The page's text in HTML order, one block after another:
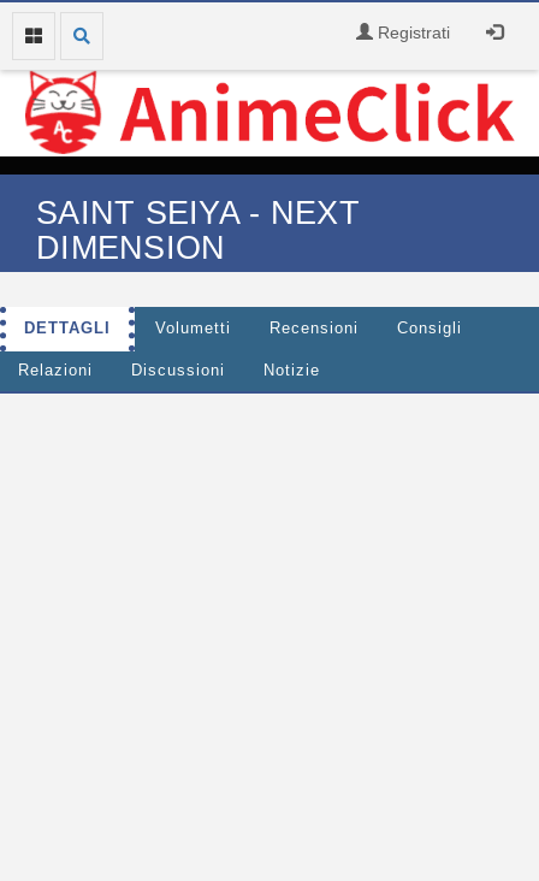
Registrati
SAINT SEIYA - NEXT
DIMENSION
DETTAGLI Volumetti Recensioni Consigli
Relazioni Discussioni Notizie